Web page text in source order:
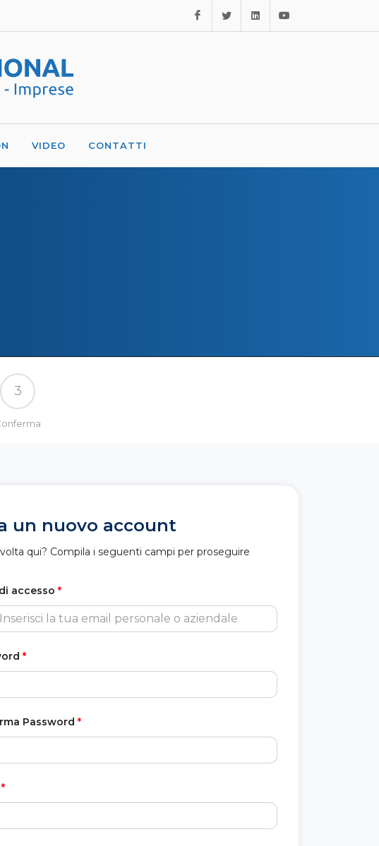
FacebookTwitter Linkedin
VIDEO CONTATTI
3
un nuovo account
qui? Compila i seguenti campi per proseguire
accesso *
*
Password *
*